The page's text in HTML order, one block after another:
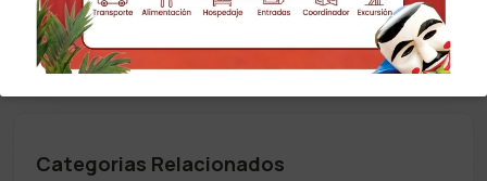
índole.
Categorias Relacionados